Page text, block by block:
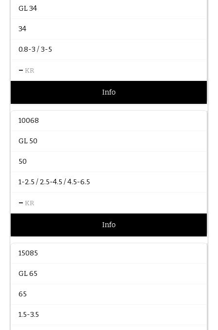
GL 34
34
0.8-3 / 3-5
– KR
Info
10068
GL 50
50
1-2.5 / 2.5-4.5 / 4.5-6.5
– KR
Info
15085
GL 65
65
1.5-3.5